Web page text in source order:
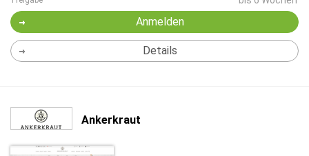
Anmelden
Details
Ankerkraut